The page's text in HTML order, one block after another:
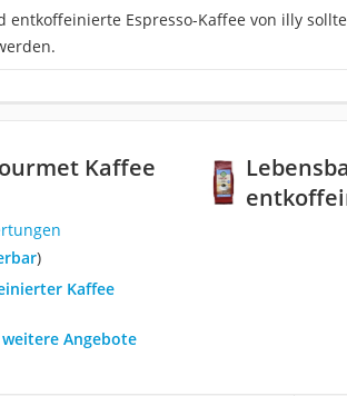
entkoffeinierte Espresso-Kaffee von illy
Kaffee
)
Kaffee
Angebote